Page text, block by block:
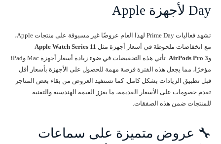
Day لأجهزة Apple
تشهد فعاليات Prime Day لهذا العام عروضًا غير مسبوقة على منتجات Apple،
مع انخفاضات ملحوظة في أسعار أجهزة مثل Apple Watch Series 11
وAirPods Pro 3
. تأتي هذه التخفيضات في ضوء زيادة أسعار أجهزة Mac وiPad
مؤخرًا، مما يجعل هذه الفترة فرصة مهمة للحصول على الأجهزة بأسعار أقل
قبل تطبيق الزيادات بشكل كامل. كما تستفيد العروض من بقاء بعض المتاجر
تقدم خصومات على الأسعار القديمة، ما يعزز القيمة الهندسية والتقنية
للمنتجات ضمن هذه الصفقات.
🔧 عروض متميزة على سماعات